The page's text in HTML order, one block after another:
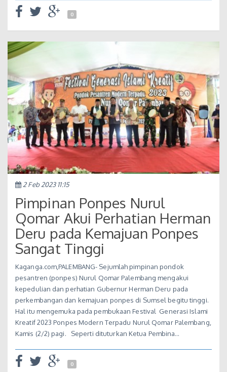
0
2 Feb 2023 11:15
Pimpinan Ponpes Nurul
Qomar Akui Perhatian Herman
Deru pada Kemajuan Ponpes
Sangat Tinggi
Kaganga.com,PALEMBANG- Sejumlah pimpinan pondok
pesantren (ponpes) Nurul Qomar Palembang mengakui
kepedulian dan perhatian Gubernur Herman Deru pada
perkembangan dan kemajuan ponpes di Sumsel begitu tinggi.
Hal itu mengemuka pada pembukaan Festival Generasi Islami
Kreatif 2023 Ponpes Modern Terpadu Nurul Qomar Palembang,
Kamis (2/2) pagi. Seperti dituturkan Ketua Pembina…
0